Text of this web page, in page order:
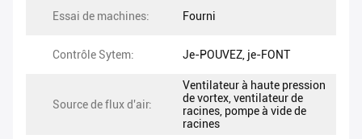
Essai de machines: Fourni
Contrôle Sytem: Je-POUVEZ, je-FONT
Source de flux d'air:
Ventilateur à haute pression
de vortex, ventilateur de
racines, pompe à vide de
racines